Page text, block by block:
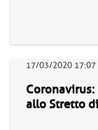
17/03/2020 17:07
allo Stretto